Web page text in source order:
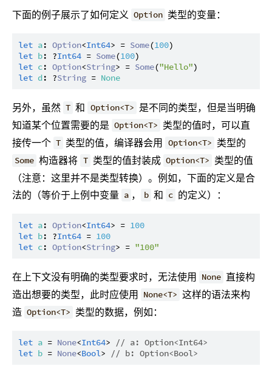
下面的例子展示了如何定义 Option 类型的变量：
let a: Option<Int64> = Some(100
let b: ?Int64 = Some(100
let c: Option<String> = Some("Hello"
let d: ?String = None
另外，虽然 T 和 Option<T> 是不同的类型，但是当明确
知道某个位置需要的是 Option<T> 类型的值时，可以直
接传一个 T 类型的值，编译器会用 Option<T> 类型的
Some 构造器将 T 类型的值封装成 Option<T> 类型的值
（注意：这里并不是类型转换）。例如，下面的定义是合
法的（等价于上例中变量 a ， b 和 c 的定义）：
let a: Option<Int64> = 100
let b: ?Int64 = 100
let c: Option<String> = "100"
在上下文没有明确的类型要求时，无法使用 None 直接构
造出想要的类型，此时应使用 None<T> 这样的语法来构
造 Option<T> 类型的数据，例如：
let a = None<Int64>
// a: Option<Int64>
let b = None<Bool> // b: Option<Bool>